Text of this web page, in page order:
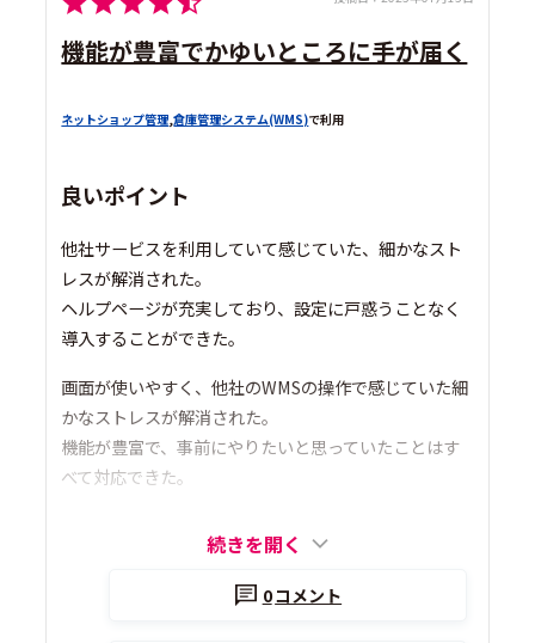
機能が豊富でかゆいところに手が届く
ネットショップ管理,倉庫管理システム(WMS)で利用
良いポイント
他社サービスを利用していて感じていた、細かなスト
レスが解消された。
ヘルプページが充実しており、設定に戸惑うことなく
導入することができた。
画面が使いやすく、他社のWMSの操作で感じていた細
かなストレスが解消された。
機能が豊富で、事前にやりたいと思っていたことはす
べて対応できた。
続きを開く
0コメント